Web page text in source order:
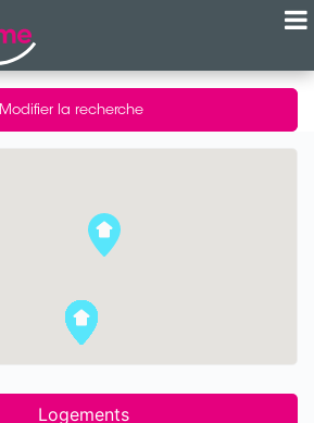
Modifier la recherche
Logements